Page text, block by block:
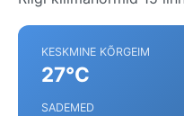
KESKMINE KÕRGEIM
27°C
SADEMED